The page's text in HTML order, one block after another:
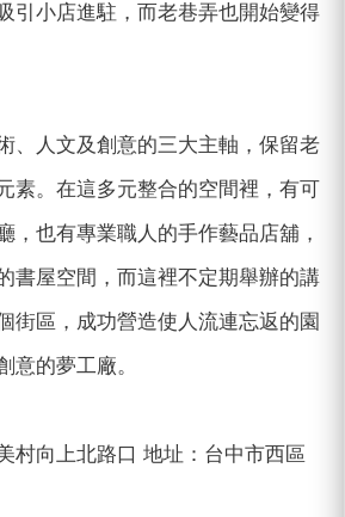
引小店進駐，而老巷弄也開始變得
、人文及創意的三大主軸，保留老
素。在這多元整合的空間裡，有可
，也有專業職人的手作藝品店舖，
書屋空間，而這裡不定期舉辦的講
街區，成功營造使人流連忘返的園
意的夢工廠。
村向上北路口 地址：台中市西區